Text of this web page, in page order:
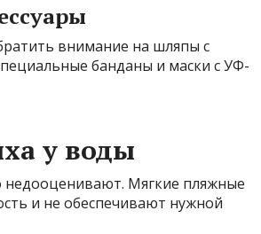
внимание на шляпы с
банданы и маски с УФ-
у воды
Мягкие пляжные
и не обеспечивают нужной